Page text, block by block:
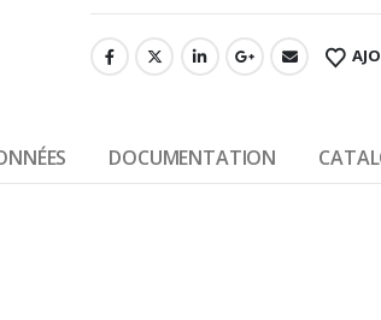
DOCUMENTATION